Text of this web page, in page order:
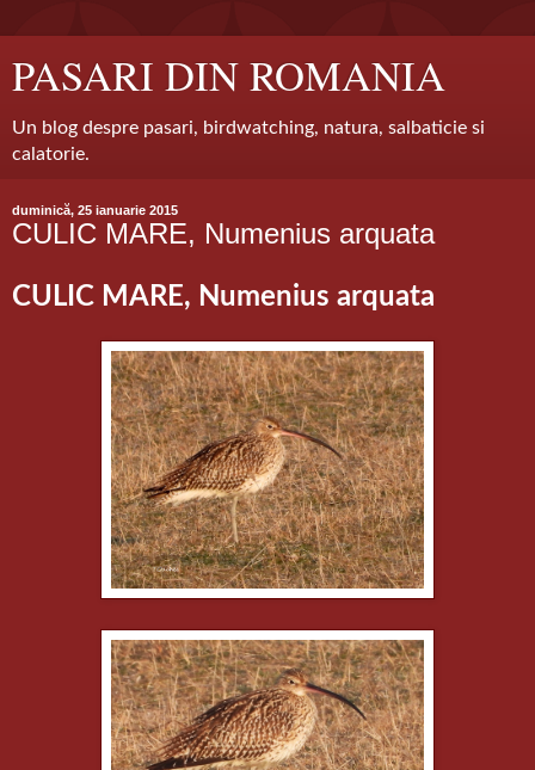
PASARI DIN ROMANIA
Un blog despre pasari, birdwatching, natura, salbaticie si
calatorie.
duminică, 25 ianuarie 2015
CULIC MARE, Numenius arquata
CULIC MARE, Numenius arquata